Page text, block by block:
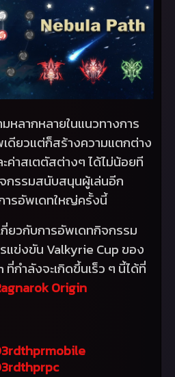
หลากหลายในแนวทางการ
เดียวแต่ก็สร้างความแตกต่าง
ค่าสเตตัสต่างๆ ได้ไม่น้อยที
กรรมสนับสนุนผู้เล่นอีก
ารอัพเดทใหญ่ครั้งนี้
ยวกับการอัพเดทกิจกรรม
แข่งขัน Valkyrie Cup ของ
ที่กำลังจะเกิดขึ้นเร็ว ๆ นี้ได้ที่
Origin
3rdthprmobile
3rdthprpc